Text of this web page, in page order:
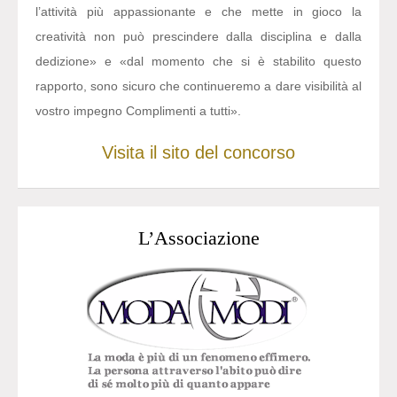
l’attività più appassionante e che mette in gioco la
creatività non può prescindere dalla disciplina e dalla
dedizione» e «dal momento che si è stabilito questo
rapporto, sono sicuro che continueremo a dare visibilità al
vostro impegno Complimenti a tutti».
Visita il sito del concorso
L’Associazione